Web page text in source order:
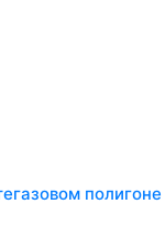
полигоне